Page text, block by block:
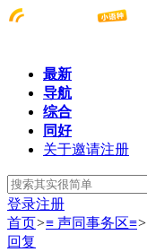
最新
导航
综合
同好
关于邀请注册
登录注册
首页>≡ 声同事务区≡>
回复